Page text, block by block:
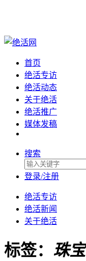
首页
绝活专访
绝活动态
关于绝活
绝活推广
媒体发稿
搜索
登录/注册
绝活专访
绝活新闻
关于绝活
标签： 珠宝